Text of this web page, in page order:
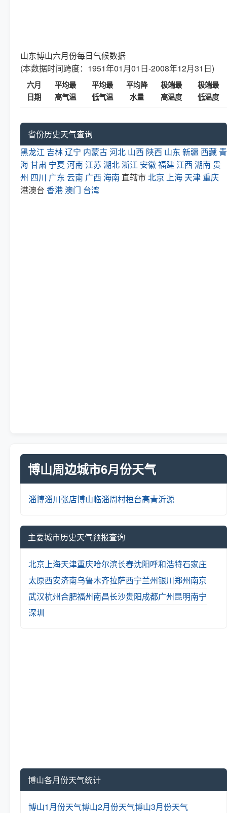
山东博山六月份每日气候数据
(本数据时间跨度：1951年01月01日-2008年12月31日)
六月
日期
平均最
高气温
平均最
低气温
平均降
水量
极端最
高温度
极端最
低温度
省份历史天气查询
黑龙江 吉林辽宁 内蒙古河北 山西 陕西 山东 新疆 西藏 青
海甘肃 宁夏 河南 江苏 湖北 浙江 安徽福建 江西 湖南 贵
州 四川 广东 云南 广西 海南 直辖市北京 上海 天津 重庆
港澳台 香港澳门 台湾
博山周边城市6月份天气
淄博淄川张店博山临淄周村桓台高青沂源
主要城市历史天气预报查询
北京 上海天津重庆哈尔滨长春沈阳呼和浩特石家庄
太原西安济南乌鲁木齐拉萨西宁兰州银川郑州南京
武汉杭州合肥福州南昌长沙贵阳成都广州昆明南宁
深圳
博山各月份天气统计
博山1月份天气博山2月份天气博山3月份天气